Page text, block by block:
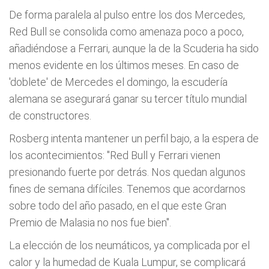
De forma paralela al pulso entre los dos Mercedes,
Red Bull se consolida como amenaza poco a poco,
añadiéndose a Ferrari, aunque la de la Scuderia ha sido
menos evidente en los últimos meses. En caso de
'doblete' de Mercedes el domingo, la escudería
alemana se asegurará ganar su tercer título mundial
de constructores.
Rosberg intenta mantener un perfil bajo, a la espera de
los acontecimientos: "Red Bull y Ferrari vienen
presionando fuerte por detrás. Nos quedan algunos
fines de semana difíciles. Tenemos que acordarnos
sobre todo del año pasado, en el que este Gran
Premio de Malasia no nos fue bien".
La elección de los neumáticos, ya complicada por el
calor y la humedad de Kuala Lumpur, se complicará